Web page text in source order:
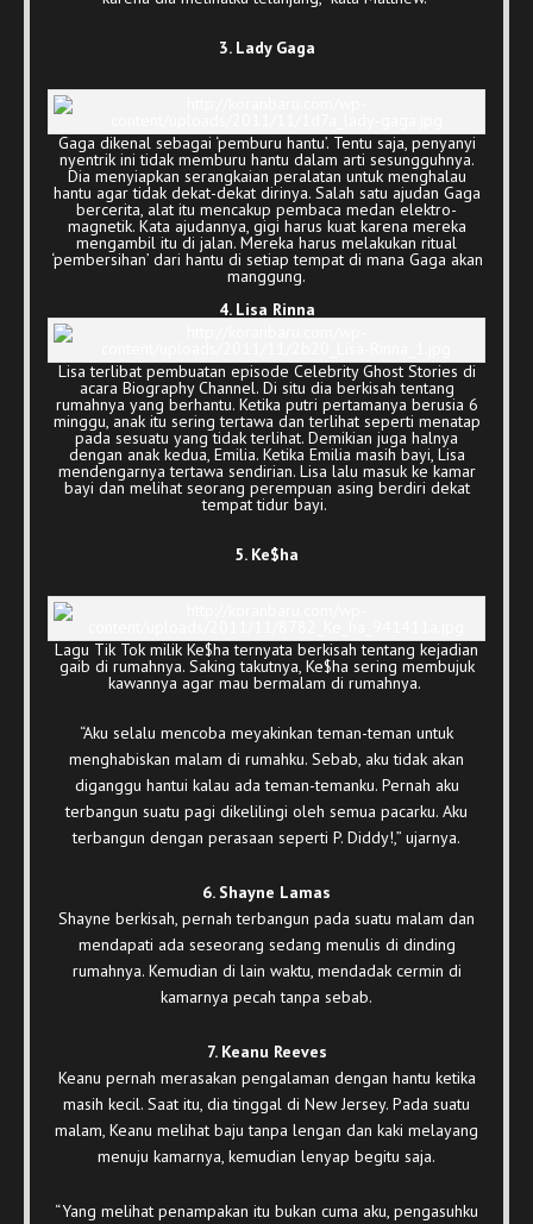
3. Lady Gaga
Gaga dikenal sebagai ‘pemburu hantu’. Tentu saja, penyanyi
nyentrik ini tidak memburu hantu dalam arti sesungguhnya.
Dia menyiapkan serangkaian peralatan untuk menghalau
hantu agar tidak dekat-dekat dirinya. Salah satu ajudan Gaga
bercerita, alat itu mencakup pembaca medan elektro-
magnetik. Kata ajudannya, gigi harus kuat karena mereka
mengambil itu di jalan. Mereka harus melakukan ritual
‘pembersihan’ dari hantu di setiap tempat di mana Gaga akan
manggung.
4. Lisa Rinna
Lisa terlibat pembuatan episode Celebrity Ghost Stories di
acara Biography Channel. Di situ dia berkisah tentang
rumahnya yang berhantu. Ketika putri pertamanya berusia 6
minggu, anak itu sering tertawa dan terlihat seperti menatap
pada sesuatu yang tidak terlihat. Demikian juga halnya
dengan anak kedua, Emilia. Ketika Emilia masih bayi, Lisa
mendengarnya tertawa sendirian. Lisa lalu masuk ke kamar
bayi dan melihat seorang perempuan asing berdiri dekat
tempat tidur bayi.
5. Ke$ha
Lagu Tik Tok milik Ke$ha ternyata berkisah tentang kejadian
gaib di rumahnya. Saking takutnya, Ke$ha sering membujuk
kawannya agar mau bermalam di rumahnya.
“Aku selalu mencoba meyakinkan teman-teman untuk
menghabiskan malam di rumahku. Sebab, aku tidak akan
diganggu hantui kalau ada teman-temanku. Pernah aku
terbangun suatu pagi dikelilingi oleh semua pacarku. Aku
terbangun dengan perasaan seperti P. Diddy!,” ujarnya.
6. Shayne Lamas
Shayne berkisah, pernah terbangun pada suatu malam dan
mendapati ada seseorang sedang menulis di dinding
rumahnya. Kemudian di lain waktu, mendadak cermin di
kamarnya pecah tanpa sebab.
7. Keanu Reeves
Keanu pernah merasakan pengalaman dengan hantu ketika
masih kecil. Saat itu, dia tinggal di New Jersey. Pada suatu
malam, Keanu melihat baju tanpa lengan dan kaki melayang
menuju kamarnya, kemudian lenyap begitu saja.
“Yang melihat penampakan itu bukan cuma aku, pengasuhku